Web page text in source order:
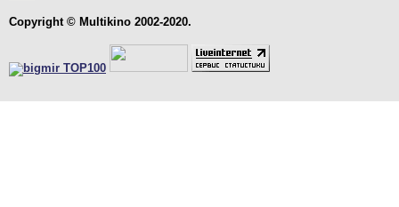
Copyright © Multikino 2002-2020.